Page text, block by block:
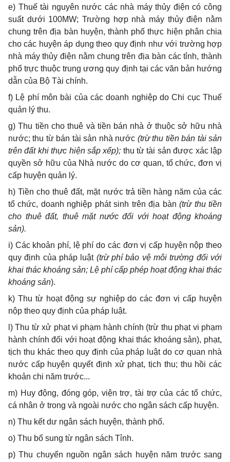
e) Thuế tài nguyên nước các nhà máy thủy điện có công
suất dưới 100MW; Trường hợp nhà máy thủy điện nằm
chung trên địa bàn huyện, thành phố thực hiện phân chia
cho các huyện áp dụng theo quy định như với trường hợp
nhà máy thủy điện nằm chung trên địa bàn các tỉnh, thành
phố trực thuộc trung ương quy định tại các văn bản hướng
dẫn của Bộ Tài chính.
f) Lệ phí môn bài của các doanh nghiệp do Chi cục Thuế
quản lý thu.
g) Thu tiền cho thuê và tiền bán nhà ở thuộc sở hữu nhà
nước; thu từ bán tài sản nhà nước (trừ thu tiền bán tài sản
trên đất khi thực hiện sắp xếp); thu từ tài sản được xác lập
quyền sở hữu của Nhà nước do cơ quan, tổ chức, đơn vị
cấp huyện quản lý.
h) Tiền cho thuê đất, mặt nước trả tiền hàng năm của các
tổ chức, doanh nghiệp phát sinh trên địa bàn(trừ thu tiền
cho thuê đất, thuê mặt nước đối với hoạt động khoáng
sản).
i) Các khoản phí, lệ phí do các đơn vị cấp huyện nộp theo
quy định của pháp luật (trừ phí bảo vệ môi trường đối với
khai thác khoáng sản; Lệ phí cấp phép hoạt động khai thác
khoáng sản).
k) Thu từ hoạt động sự nghiệp do các đơn vị cấp huyện
nộp theo quy định của pháp luật.
l) Thu từ xử phạt vi phạm hành chính (trừ thu phạt vi phạm
hành chính đối với hoạt động khai thác khoáng sản), phạt,
tịch thu khác theo quy định của pháp luật do cơ quan nhà
nước cấp huyện quyết định xử phạt, tịch thu; thu hồi các
khoản chi năm trước...
m) Huy động, đóng góp, viện trợ, tài trợ của các tổ chức,
cá nhân ở trong và ngoài nước cho ngân sách cấp huyện.
n) Thu kết dư ngân sách huyện, thành phố.
o) Thu bổ sung từ ngân sách Tỉnh.
p) Thu chuyển nguồn ngân sách huyện năm trước sang